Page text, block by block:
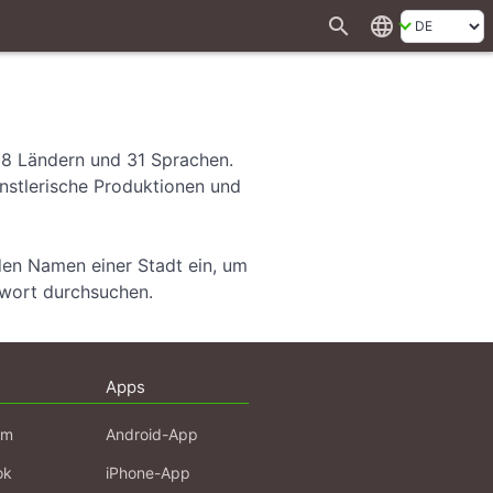
search language
Ländern und 31 Sprachen.
Produktionen und
Namen einer Stadt ein, um
durchsuchen.
Apps
Android-App
iPhone-App